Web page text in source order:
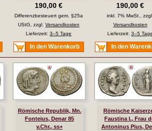
190,00 €
Differenzbesteuert gem. §25a
UStG, zzgl. Versandkosten
Lieferzeit: 3–5 Tage
In den Warenkorb
190,00 €
inkl. 7% MwSt.,
Versandkosten
Lieferzeit: 3–5 Tage
In den
Römische Republik, Mn.
Fonteius, Denar 85
v.Chr., ss+
Römische
Faustina I., Frau
Antoninus Pius,